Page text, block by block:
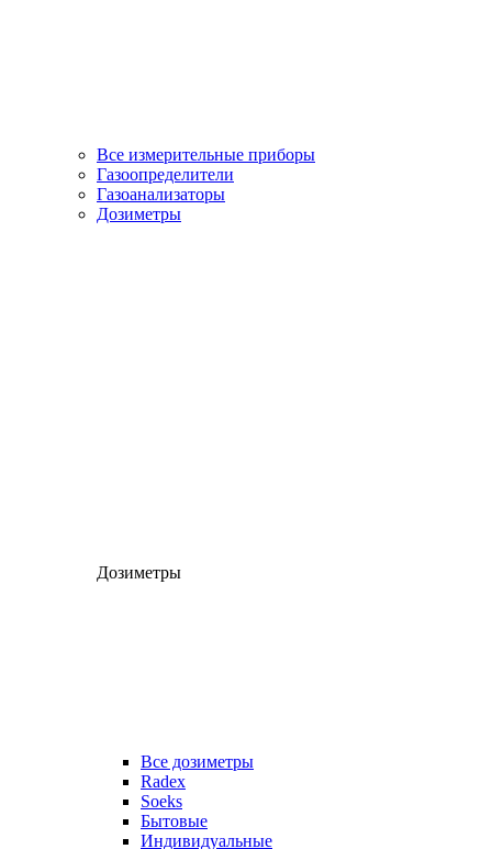
Все измерительные приборы
Газоопределители
Газоанализаторы
Дозиметры
Дозиметры
Все дозиметры
Radex
Soeks
Бытовые
Индивидуальные